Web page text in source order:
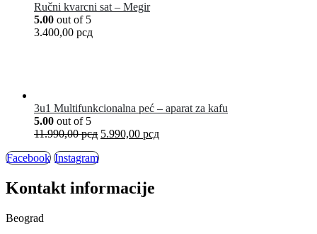
Ručni kvarcni sat – Megir
5.00 out of 5
3.400,00 рсд
3u1 Multifunkcionalna peć – aparat za kafu
5.00 out of 5
11.990,00рсд 5.990,00 рсд
Facebook Instagram
Kontakt informacije
Beograd